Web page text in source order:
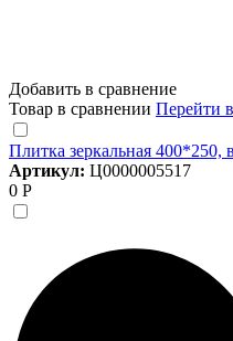
Добавить в сравнение
Товар в сравнении Перейти
Плитка зеркальная 400*250,
Артикул: Ц0000005517
0 Р